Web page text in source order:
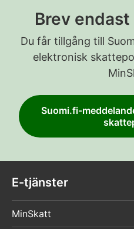
Brev
Du får tillgång till
elektronisk
Suomi.fi-
E-tjänster
MinSkatt